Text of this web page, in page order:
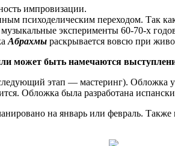
импровизации.
психоделическим переходом. Так
эксперименты 60-70-х
Абрахмы раскрывается вовсю при
может быть намечаются
этап — мастеринг). Обложка
Обложка была разработана
на январь или февраль.